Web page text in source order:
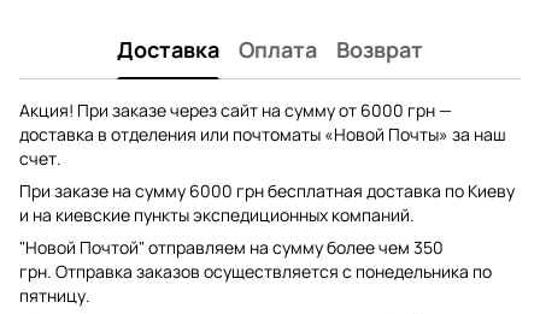
Доставка Оплата Возврат
Акция! При заказе через сайт на сумму от 6000 грн —
доставка в отделения или почтоматы «Новой Почты» за наш
счет.
При заказе на сумму 6000 грн бесплатная доставка по Киеву
и на киевские пункты экспедиционных компаний.
"Новой Почтой" отправляем на сумму более чем 350
грн. Отправка заказов осуществляется с понедельника по
пятницу.